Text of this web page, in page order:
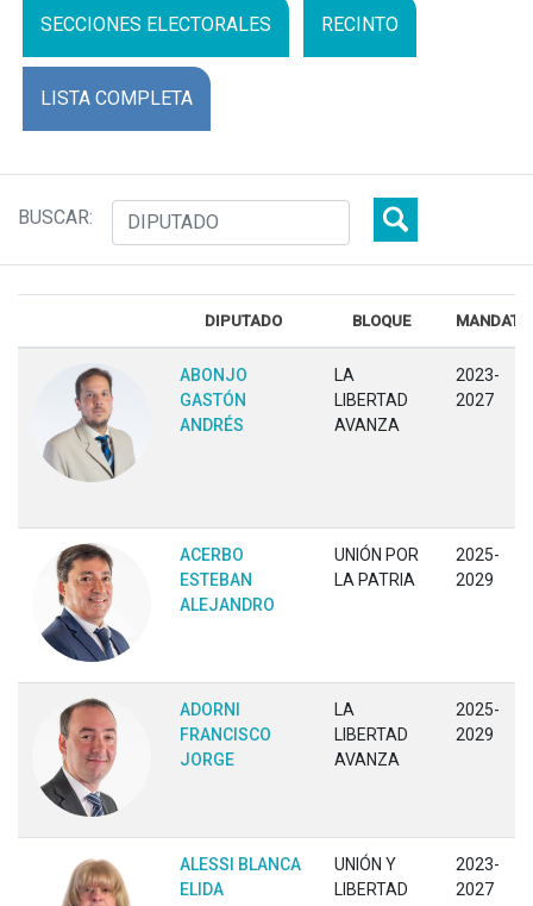
SECCIONES ELECTORALES RECINTO
LISTA COMPLETA
BUSCAR:
DIPUTADO BLOQUE MANDATO
ABONJO
GASTÓN
ANDRÉS
LA
LIBERTAD
AVANZA
2023-
2027
ACERBO
ESTEBAN
ALEJANDRO
UNIÓN POR
LA PATRIA
2025-
2029
ADORNI
FRANCISCO
JORGE
LA
LIBERTAD
AVANZA
2025-
2029
ALESSI BLANCA
ELIDA
UNIÓN Y
LIBERTAD
2023-
2027